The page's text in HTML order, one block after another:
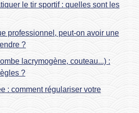
le tir sportif : quelles sont les
professionnel, peut-on avoir une
?
lacrymogène, couteau...) :
?
: comment régulariser votre